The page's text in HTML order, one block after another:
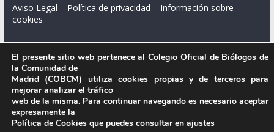
Aviso Legal – Política de privacidad – Información sobre
cookies
Colegio Oficial de Biólogos de la Comunidad de Madrid.
C/ Santa Engracia 108, 2º int.izq. 28003 Madrid.
El presente sitio web pertenece al Colegio Oficial de Biólogos de
la Comunidad de
Madrid (COBCM) utiliza cookies propias y de terceros para
mejorar analizar el tráfico
web de la misma. Para continuar navegando es necesario aceptar
expresamente la
Política de Cookies que puedes consultar en ajustes